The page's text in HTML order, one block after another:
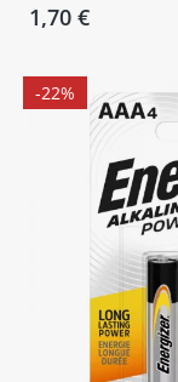
1,70 €
-22%